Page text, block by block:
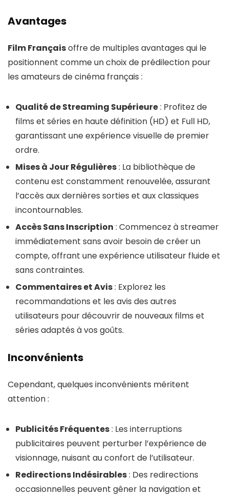
Avantages
Film Françaisoffre de multiples avantages qui le
positionnent comme un choix de prédilection pour
les amateurs de cinéma français :
Qualité de Streaming Supérieure: Profitez de
films et séries en haute définition (HD) et Full HD,
garantissant une expérience visuelle de premier
ordre.
Mises à Jour Régulières: La bibliothèque de
contenu est constamment renouvelée, assurant
l’accès aux dernières sorties et aux classiques
incontournables.
Accès Sans Inscription : Commencez à streamer
immédiatement sans avoir besoin de créer un
compte, offrant une expérience utilisateur fluide et
sans contraintes.
Commentaires et Avis: Explorez les
recommandations et les avis des autres
utilisateurs pour découvrir de nouveaux films et
séries adaptés à vos goûts.
Inconvénients
Cependant, quelques inconvénients méritent
attention :
Publicités Fréquentes: Les interruptions
publicitaires peuvent perturber l’expérience de
visionnage, nuisant au confort de l’utilisateur.
Redirections Indésirables: Des redirections
occasionnelles peuvent gêner la navigation et